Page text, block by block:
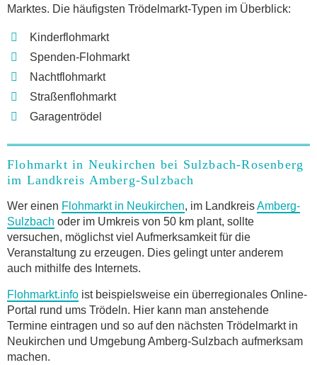
Marktes. Die häufigsten Trödelmarkt-Typen im Überblick:
Kinderflohmarkt
Spenden-Flohmarkt
Nachtflohmarkt
Straßenflohmarkt
Garagentrödel
Flohmarkt in Neukirchen bei Sulzbach-Rosenberg
im Landkreis Amberg-Sulzbach
Wer einen Flohmarkt in Neukirchen, im LandkreisAmberg-
Sulzbach oder im Umkreis von 50 km plant, sollte
versuchen, möglichst viel Aufmerksamkeit für die
Veranstaltung zu erzeugen. Dies gelingt unter anderem
auch mithilfe des Internets.
Flohmarkt.info ist beispielsweise ein überregionales Online-
Portal rund ums Trödeln. Hier kann man anstehende
Termine eintragen und so auf den nächsten Trödelmarkt in
Neukirchen und Umgebung Amberg-Sulzbach aufmerksam
machen.